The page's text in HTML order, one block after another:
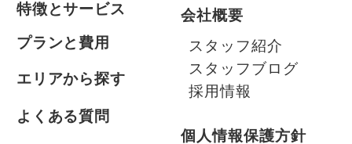
特徴とサービス
プランと費用
エリアから探す
よくある質問
会社概要
スタッフ紹介
スタッフブログ
採用情報
個人情報保護方針